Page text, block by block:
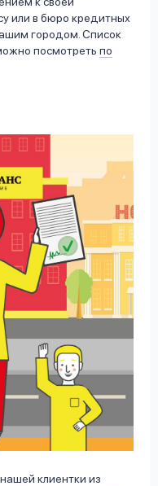
или в бюро кредитных
городом. Список
посмотреть по
клиентки из